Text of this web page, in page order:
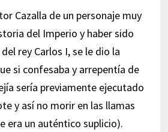
Cazalla de un personaje muy
del Imperio y haber sido
rey Carlos I, se le dio la
si confesaba y arrepentía de
sería previamente ejecutado
y así no morir en las llamas
era un auténtico suplicio).